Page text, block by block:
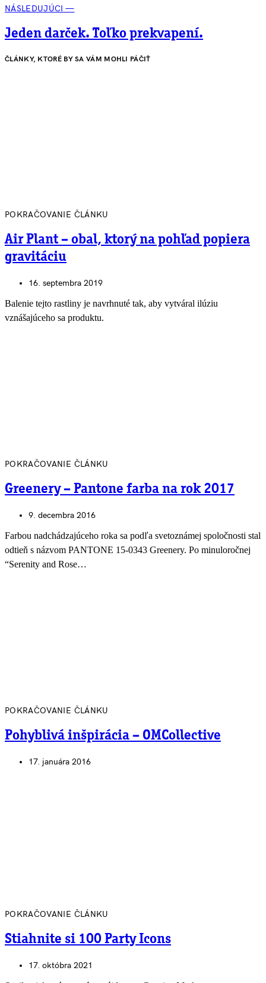
NÁSLEDUJÚCI —
Jeden darček. Toľko prekvapení.
ČLÁNKY, KTORÉ BY SA VÁM MOHLI PÁČIŤ
POKRAČOVANIE ČLÁNKU
Air Plant – obal, ktorý na pohľad popiera
gravitáciu
16. septembra 2019
Balenie tejto rastliny je navrhnuté tak, aby vytváral ilúziu
vznášajúceho sa produktu.
POKRAČOVANIE ČLÁNKU
Greenery – Pantone farba na rok 2017
9. decembra 2016
Farbou nadchádzajúceho roka sa podľa svetoznámej spoločnosti stal
odtieň s názvom PANTONE 15-0343 Greenery. Po minuloročnej
“Serenity and Rose…
POKRAČOVANIE ČLÁNKU
Pohyblivá inšpirácia – OMCollective
17. januára 2016
POKRAČOVANIE ČLÁNKU
Stiahnite si 100 Party Icons
17. októbra 2021